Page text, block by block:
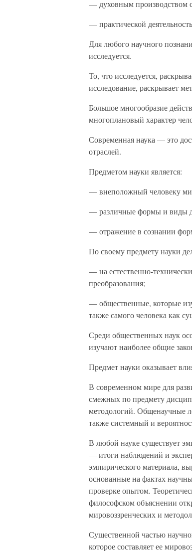
— духовным производством
— практической
Для любого научного
исследуется.
То, что исследуется,
исследование, раскрывает
Большое многообразие
многоплановый характер
Современная наука — это
отраслей.
Предметом науки является:
— внеположный человеку
— различные формы и виды
— отражение в сознании
По своему предмету науки
— на естественно-
преобразования;
— общественные, которые
также самого человека как
Среди общественных наук
изучают наиболее общие
Предмет науки оказывает
В современном мире для
смежных по предмету
методологий. Общенаучные
также системный и
В любой науке существует
— итоги наблюдений и
эмпирического материала,
основанные на фактах
проверке опытом.
философском объяснении
мировоззренческих и
Существенной частью
которое составляет ее